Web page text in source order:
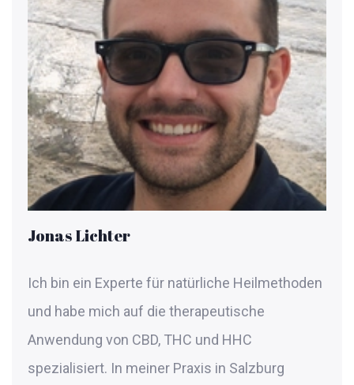
Jonas Lichter
Ich bin ein Experte für natürliche Heilmethoden
und habe mich auf die therapeutische
Anwendung von CBD, THC und HHC
spezialisiert. In meiner Praxis in Salzburg